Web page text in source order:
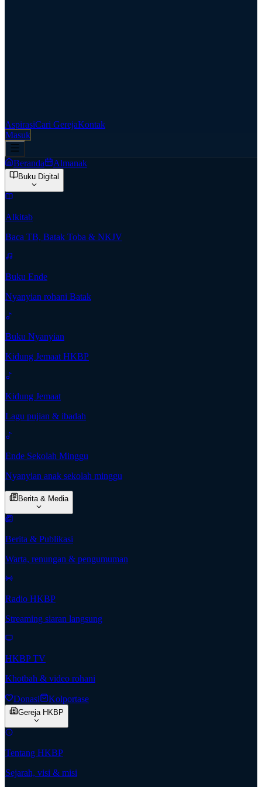
AspirasiCari GerejaKontak
Masuk
Beranda Almanak
Buku Digital
Alkitab
Baca TB, Batak Toba & NKJV
Buku Ende
Nyanyian rohani Batak
Buku Nyanyian
Kidung Jemaat HKBP
Kidung Jemaat
Lagu pujian & ibadah
Ende Sekolah Minggu
Nyanyian anak sekolah minggu
Berita & Media
Berita & Publikasi
Warta, renungan & pengumuman
Radio HKBP
Streaming siaran langsung
HKBP TV
Khotbah & video rohani
Donasi Kolportase
Gereja HKBP
Tentang HKBP
Sejarah, visi & misi